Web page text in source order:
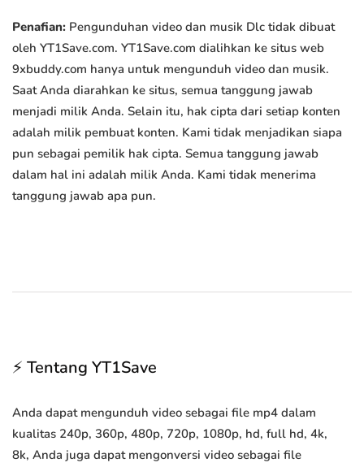
Penafian: Pengunduhan video dan musik Dlc tidak dibuat
oleh YT1Save.com. YT1Save.com dialihkan ke situs web
9xbuddy.com hanya untuk mengunduh video dan musik.
Saat Anda diarahkan ke situs, semua tanggung jawab
menjadi milik Anda. Selain itu, hak cipta dari setiap konten
adalah milik pembuat konten. Kami tidak menjadikan siapa
pun sebagai pemilik hak cipta. Semua tanggung jawab
dalam hal ini adalah milik Anda. Kami tidak menerima
tanggung jawab apa pun.
⚡ Tentang YT1Save
Anda dapat mengunduh video sebagai file mp4 dalam
kualitas 240p, 360p, 480p, 720p, 1080p, hd, full hd, 4k,
8k, Anda juga dapat mengonversi video sebagai file